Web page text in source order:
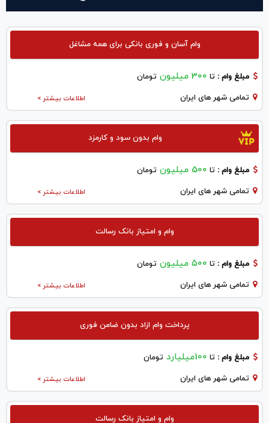
وام آسان و فوری بانکی برای همه مشاغل
مبلغ وام : تا 300 میلیون تومان
اطلاعات بیشتر > تمامی شهر های ایران
وام بدون سود و کارمزد
مبلغ وام : تا 500 میلیون تومان
اطلاعات بیشتر > تمامی شهر های ایران
وام و امتیاز بانک رسالت
مبلغ وام : تا ۵۰۰ میلیون تومان
اطلاعات بیشتر > تمامی شهر های ایران
پرداخت وام ازاد بدون ضامن فوری
مبلغ وام : تا 100میلیارد تومان
اطلاعات بیشتر > تمامی شهر های ایران
وام و امتیاز بانک رسالت